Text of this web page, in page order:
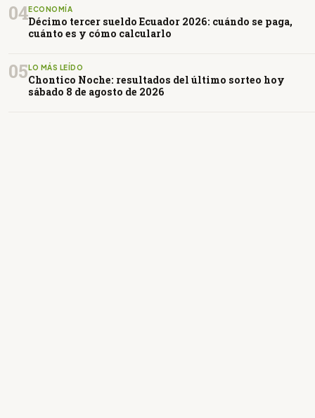
04ECONOMÍA
Décimo tercer sueldo Ecuador 2026: cuándo se paga,
cuánto es y cómo calcularlo
05LO MÁS LEÍDO
Chontico Noche: resultados del último sorteo hoy
sábado 8 de agosto de 2026